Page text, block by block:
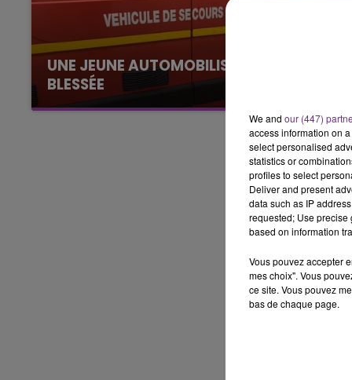
LE TICKET DE CAISSE
UNE JEUNE AUTOMOBILISTE GRIÈVEMENT
BLESSÉE
Une automobiliste s'est retrouvée piégée dans
son véhicule après une collision avec un poids
lourd. Très grièvement blessée, la jeune femme
We and our (447)
access information on
select personalised
statistics or
profiles to select
Deliver and present
data such as IP
requested; Use precise
based on information
Vous pouvez accepter
mes choix". Vous
ce site. Vous pouvez
bas de chaque page.